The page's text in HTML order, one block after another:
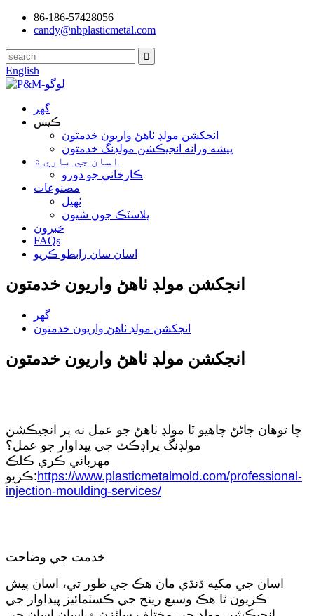
86-186-57428056
candy@nbplasticmetal.com
English
گهر
ڪيس
انجکشن مولڊ ٺاهڻ واريون خدمتون
پيشه ورانه انجيڪشن مولڊنگ خدمتون
اسان جي باري ۾
ڪارخاني جو دورو
مصنوعات
ٺهيل
پلاسٽڪ جون شيون
خبرون
FAQs
اسان سان رابطو ڪريو
انجکشن مولڊ ٺاهڻ واريون خدمتون
گهر
انجکشن مولڊ ٺاهڻ واريون خدمتون
انجکشن مولڊ ٺاهڻ واريون خدمتون
ڇا توھان ڄاڻڻ چاھيو ٿا مولڊ ٺاھڻ جو عمل نه پر انجيڪشن
مولڊنگ پراڊڪٽ جي پيداوار جو عمل؟
مھرباني ڪري ڪلڪ
ڪريو:https://www.plasticmetalmold.com/professional-
injection-moulding-services/
خدمت جي وضاحت
اسان جي مکيه ڌنڌي مان هڪ جي طور تي، اسان پيش
ڪريون ٿا هڪ وسيع رينج جي ڪسٽمائيز پيداوار جي